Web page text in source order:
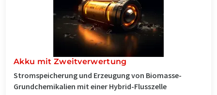
Akku mit Zweitverwertung
Stromspeicherung und Erzeugung von Biomasse-
Grundchemikalien mit einer Hybrid-Flusszelle